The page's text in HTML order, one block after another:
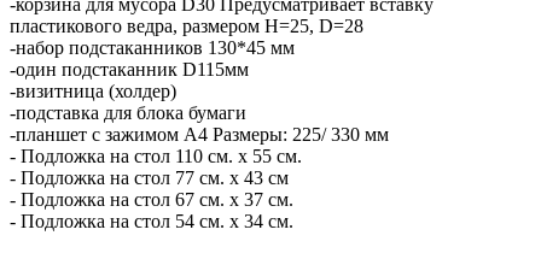
-корзина для мусора D30 Предусматривает вставку
пластикового ведра, размером H=25, D=28
-набор подстаканников 130*45 мм
-один подстаканник D115мм
-визитница (холдер)
-подставка для блока бумаги
-планшет с зажимом А4 Размеры: 225/ 330 мм
- Подложка на стол 110 см. х 55 см.
- Подложка на стол 77 см. х 43 см
- Подложка на стол 67 см. х 37 см.
- Подложка на стол 54 см. х 34 см.